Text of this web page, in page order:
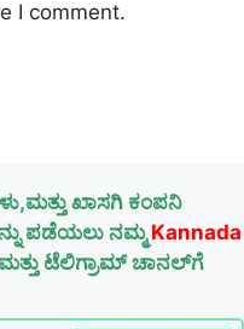
I comment.
ಖಾಸಗಿ ಕಂಪನಿ
ಪಡೆಯಲು ನಮ್ಮKannada
ಟೆಲಿಗ್ರಾಮ್ ಚಾನಲ್‌ಗೆ